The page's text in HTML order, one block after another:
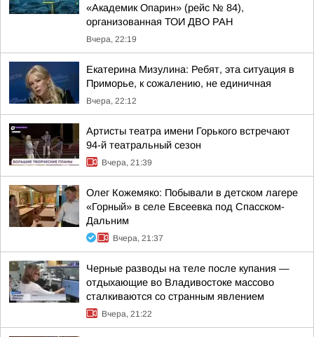
«Академик Опарин» (рейс № 84),
организованная ТОИ ДВО РАН
Вчера, 22:19
Екатерина Мизулина: Ребят, эта ситуация в
Приморье, к сожалению, не единичная
Вчера, 22:12
Артисты театра имени Горького встречают
94-й театральный сезон
Вчера, 21:39
Олег Кожемяко: Побывали в детском лагере
«Горный» в селе Евсеевка под Спасском-
Дальним
Вчера, 21:37
Черные разводы на теле после купания —
отдыхающие во Владивостоке массово
сталкиваются со странным явлением
Вчера, 21:22